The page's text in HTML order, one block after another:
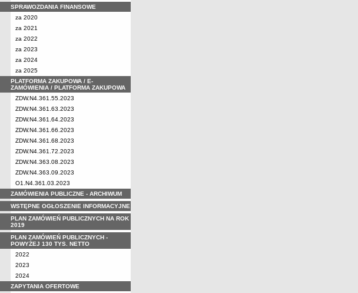
SPRAWOZDANIA FINANSOWE
za 2020
za 2021
za 2022
za 2023
za 2024
za 2025
PLATFORMA ZAKUPOWA / E-
ZAMÓWIENIA / PLATFORMA ZAKUPOWA
ZDW.N4.361.55.2023
ZDW.N4.361.63.2023
ZDW.N4.361.64.2023
ZDW.N4.361.66.2023
ZDW.N4.361.68.2023
ZDW.N4.361.72.2023
ZDW.N4.363.08.2023
ZDW.N4.363.09.2023
O1.N4.361.03.2023
ZAMÓWIENIA PUBLICZNE - ARCHIWUM
WSTĘPNE OGŁOSZENIE INFORMACYJNE
PLAN ZAMÓWIEŃ PUBLICZNYCH NA ROK
2019
PLAN ZAMÓWIEŃ PUBLICZNYCH -
POWYŻEJ 130 TYS. NETTO
2022
2023
2024
ZAPYTANIA OFERTOWE